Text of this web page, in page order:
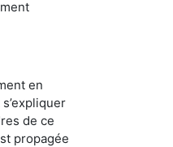
en
de ce
propagée